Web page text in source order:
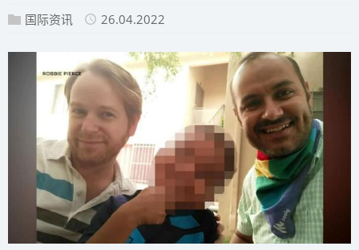
国际资讯 26.04.2022